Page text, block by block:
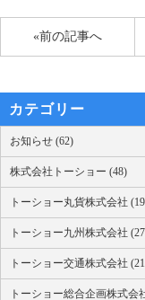
«前の記事へ
カテゴリー
お知らせ (62)
株式会社トーショー (48)
トーショー丸貨株式会社
トーショー九州株式会社
トーショー交通株式会社
トーショー総合企画株式会